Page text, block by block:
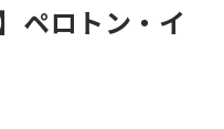
ペロトン・イ